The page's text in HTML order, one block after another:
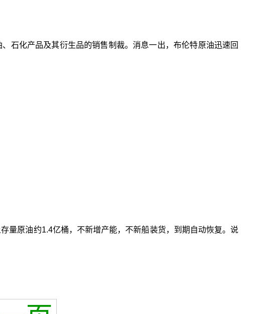
石化产品及其衍生品的销售制裁。消息一出，布伦特原油迅速回
量原油约1.4亿桶，不新增产能，不新船装货，到期自动恢复。说